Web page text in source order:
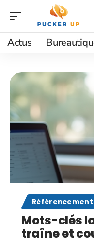
Actus
Référencement
Mots-clés
traîne et